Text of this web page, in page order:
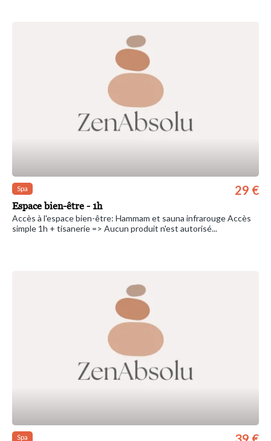
Spa
Espace bien-être - 1h
29 €
Accès à l'espace bien-être: Hammam et sauna infrarouge Accès
simple 1h + tisanerie => Aucun produit n'est autorisé...
Spa